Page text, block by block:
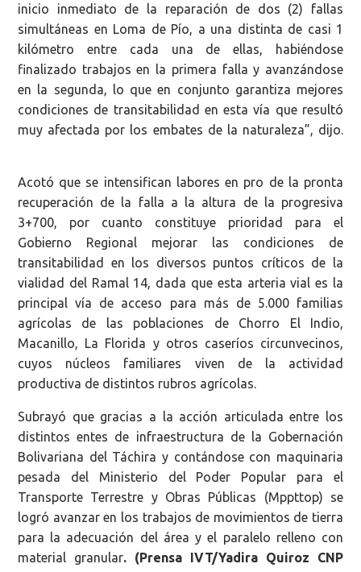
inicio inmediato de la reparación de dos (2) fallas
simultáneas en Loma de Pío, a una distinta de casi 1
kilómetro entre cada una de ellas, habiéndose
finalizado trabajos en la primera falla y avanzándose
en la segunda, lo que en conjunto garantiza mejores
condiciones de transitabilidad en esta vía que resultó
muy afectada por los embates de la naturaleza”, dijo.
Acotó que se intensifican labores en pro de la pronta
recuperación de la falla a la altura de la progresiva
3+700, por cuanto constituye prioridad para el
Gobierno Regional mejorar las condiciones de
transitabilidad en los diversos puntos críticos de la
vialidad del Ramal 14, dada que esta arteria vial es la
principal vía de acceso para más de 5.000 familias
agrícolas de las poblaciones de Chorro El Indio,
Macanillo, La Florida y otros caseríos circunvecinos,
cuyos núcleos familiares viven de la actividad
productiva de distintos rubros agrícolas.
Subrayó que gracias a la acción articulada entre los
distintos entes de infraestructura de la Gobernación
Bolivariana del Táchira y contándose con maquinaria
pesada del Ministerio del Poder Popular para el
Transporte Terrestre y Obras Públicas (Mppttop) se
logró avanzar en los trabajos de movimientos de tierra
para la adecuación del área y el paralelo relleno con
material granular. (Prensa IVT/Yadira Quiroz CNP